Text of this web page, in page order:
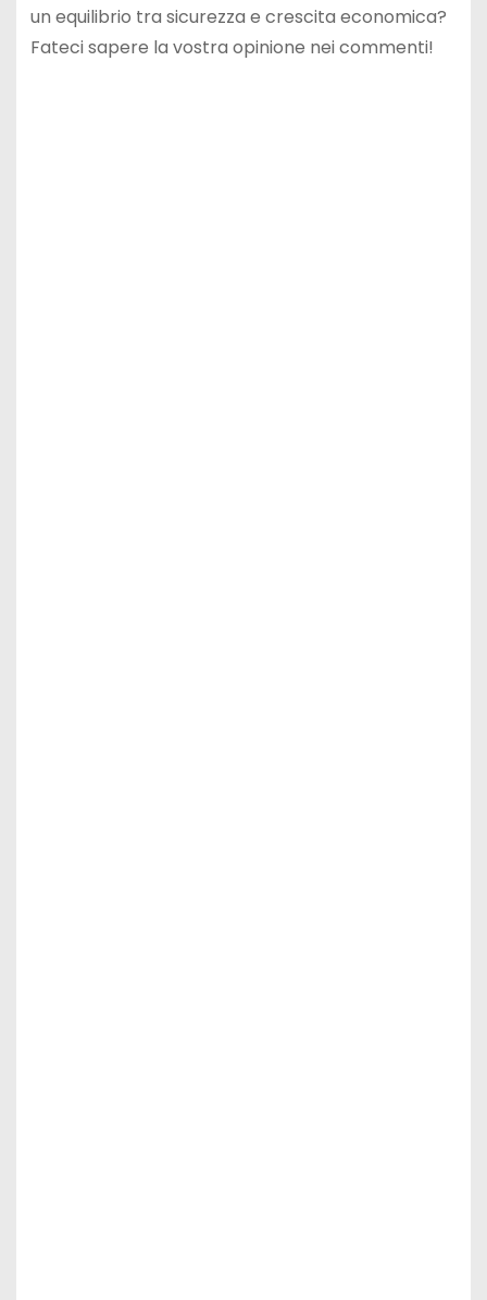
un equilibrio tra sicurezza e crescita economica?
Fateci sapere la vostra opinione nei commenti!